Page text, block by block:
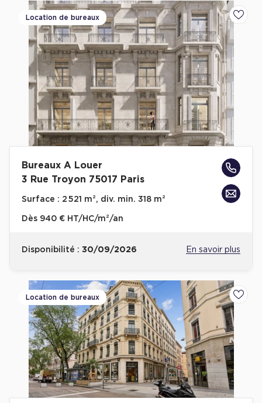
Location de bureaux
Bureaux A Louer
3 Rue Troyon 75017 Paris
Surface : 2 521 m², div. min. 318 m²
Dès 940 € HT/HC/m²/an
Disponibilité : 30/09/2026 En savoir plus
Location de bureaux